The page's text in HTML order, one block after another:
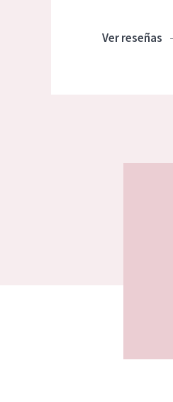
Ver reseñas